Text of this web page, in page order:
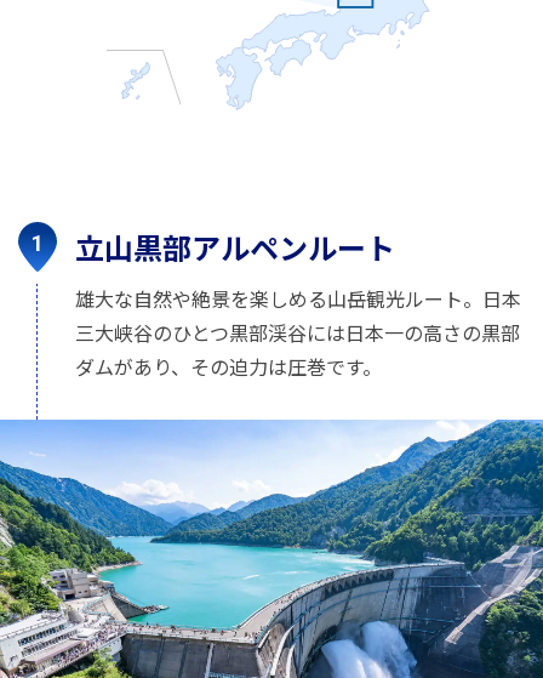
立山黒部アルペンルート
雄大な自然や絶景を楽しめる山岳観光ルート。日本
三大峡谷のひとつ黒部渓谷には日本一の高さの黒部
ダムがあり、その迫力は圧巻です。